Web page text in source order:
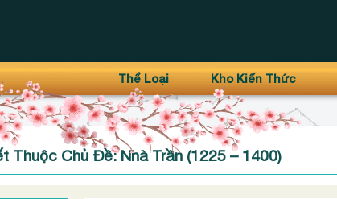
Thể Loại Kho Kiến Thức
Thuộc Chủ Đề: Nhà Trần (1225 – 1400)